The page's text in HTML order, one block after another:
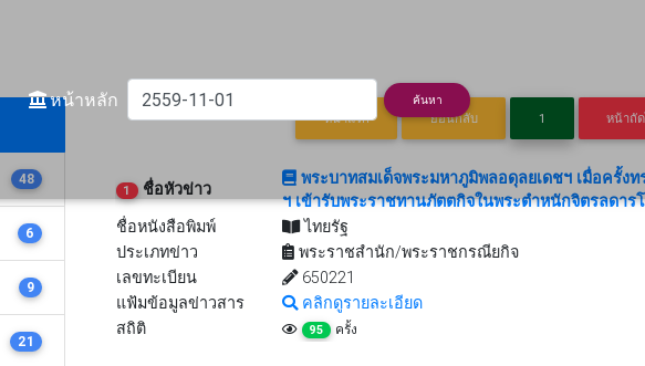
หน้าหลัก (current) ค้นหา
48
6
9
21
หน้าแรก ย้อนกลับ 1 หน้าถั
1 ชื่อหัวข่าว
พระบาทสมเด็จพระมหาภูมิพลอดุลยเดชฯ เมื่อครั้
ฯ เข้ารับพระราชทานภัตตกิจในพระตำหนักจิตรลดาร
ชื่อหนังสือพิมพ์
ไทยรัฐ
ประเภทข่าว
พระราชสำนัก/พระราชกรณียกิจ
เลขทะเบียน
650221
แฟ้มข้อมูลข่าวสาร
คลิกดูรายละเอียด
สถิติ
95 ครั้ง